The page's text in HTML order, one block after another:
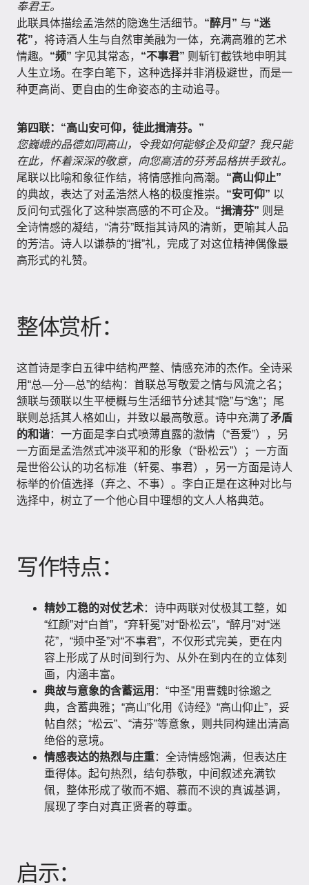
奉君王。
此联具体描绘孟浩然的隐逸生活细节。 “醉月” 与 “迷
花”，将诗酒人生与自然审美融为一体，充满高雅的艺术
情趣。 “频” 字见其常态， “不事君” 则斩钉截铁地申明其
人生立场。在李白笔下，这种选择并非消极避世，而是一
种更高尚、更自由的生命姿态的主动追寻。
第四联：“高山安可仰，徒此揖清芬。”
您巍峨的品德如同高山，令我如何能够企及仰望？我只能
在此，怀着深深的敬意，向您高洁的芬芳品格拱手致礼。
尾联以比喻和象征作结，将情感推向高潮。 “高山仰止”
的典故，表达了对孟浩然人格的极度推崇。 “安可仰” 以
反问句式强化了这种崇高感的不可企及。 “揖清芬” 则是
全诗情感的凝结，“清芬”既指其诗风的清新，更喻其人品
的芳洁。诗人以谦恭的“揖”礼，完成了对这位精神偶像最
高形式的礼赞。
整体赏析：
这首诗是李白五律中结构严整、情感充沛的杰作。全诗采
用“总—分—总”的结构：首联总写敬爱之情与风流之名；
颔联与颈联以生平梗概与生活细节分述其“隐”与“逸”；尾
联则总括其人格如山，并致以最高敬意。诗中充满了矛盾
的和谐：一方面是李白式喷薄直露的激情（“吾爱”），另
一方面是孟浩然式冲淡平和的形象（“卧松云”）；一方面
是世俗公认的功名标准（轩冕、事君），另一方面是诗人
标举的价值选择（弃之、不事）。李白正是在这种对比与
选择中，树立了一个他心目中理想的文人人格典范。
写作特点：
精妙工稳的对仗艺术：诗中两联对仗极其工整，如
“红颜”对“白首”，“弃轩冕”对“卧松云”，“醉月”对“迷
花”，“频中圣”对“不事君”，不仅形式完美，更在内
容上形成了从时间到行为、从外在到内在的立体刻
画，内涵丰富。
典故与意象的含蓄运用 ：“中圣”用曹魏时徐邈之
典，含蓄典雅；“高山”化用《诗经》“高山仰止”，妥
帖自然；“松云”、“清芬”等意象，则共同构建出清高
绝俗的意境。
情感表达的热烈与庄重：全诗情感饱满，但表达庄
重得体。起句热烈，结句恭敬，中间叙述充满钦
佩，整体形成了敬而不媚、慕而不谀的真诚基调，
展现了李白对真正贤者的尊重。
启示：